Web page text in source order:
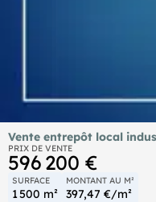
Vente entrepôt local
PRIX DE VENTE
596 200 €
SURFACE
1 500 m²
MONTANT AU M²
397,47 €/m²